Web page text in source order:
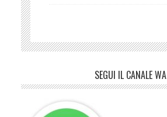
SEGUI IL CANALE WA